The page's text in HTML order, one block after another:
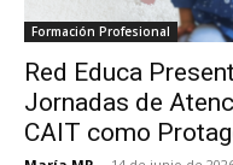
Formación Profesional
Red Educa
Jornadas de
CAIT como